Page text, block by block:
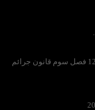
هرگونه کپی برداری بدون مجوز کتبی، مشمول ماده 12 فصل سوم قانون جرائم